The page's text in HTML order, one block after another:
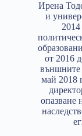
Ирена
и
от 2016
външните
май 2018
опазване